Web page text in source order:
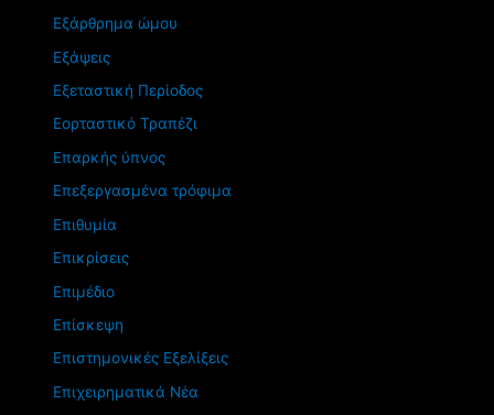
Εξάρθρημα ώμου
Εξάψεις
Εξεταστική Περίοδος
Εορταστικό Τραπέζι
Επαρκής ύπνος
Επεξεργασμένα τρόφιμα
Επιθυμία
Επικρίσεις
Επιμέδιο
Επίσκεψη
Επιστημονικές Εξελίξεις
Επιχειρηματικά Νέα